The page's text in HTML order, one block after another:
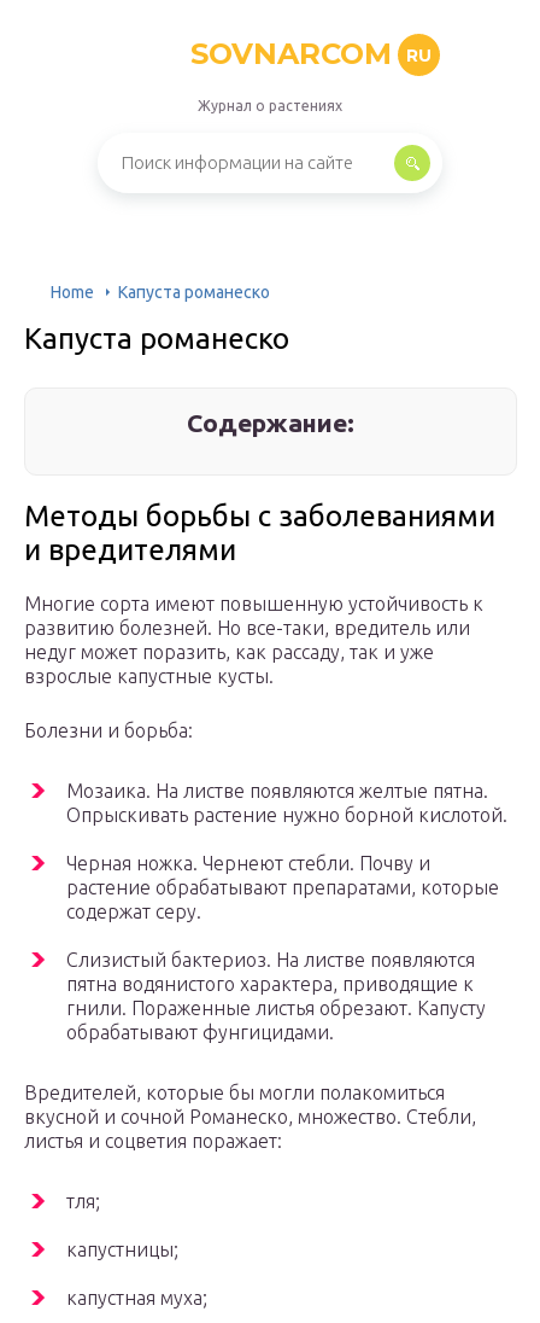
SOVNARCOM RU
Журнал о растениях
Home Капуста романеско
Капуста романеско
Содержание:
Методы борьбы с заболеваниями
и вредителями
Многие сорта имеют повышенную устойчивость к
развитию болезней. Но все-таки, вредитель или
недуг может поразить, как рассаду, так и уже
взрослые капустные кусты.
Болезни и борьба:
Мозаика. На листве появляются желтые пятна.
Опрыскивать растение нужно борной кислотой.
Черная ножка. Чернеют стебли. Почву и
растение обрабатывают препаратами, которые
содержат серу.
Слизистый бактериоз. На листве появляются
пятна водянистого характера, приводящие к
гнили. Пораженные листья обрезают. Капусту
обрабатывают фунгицидами.
Вредителей, которые бы могли полакомиться
вкусной и сочной Романеско, множество. Стебли,
листья и соцветия поражает:
тля;
капустницы;
капустная муха;